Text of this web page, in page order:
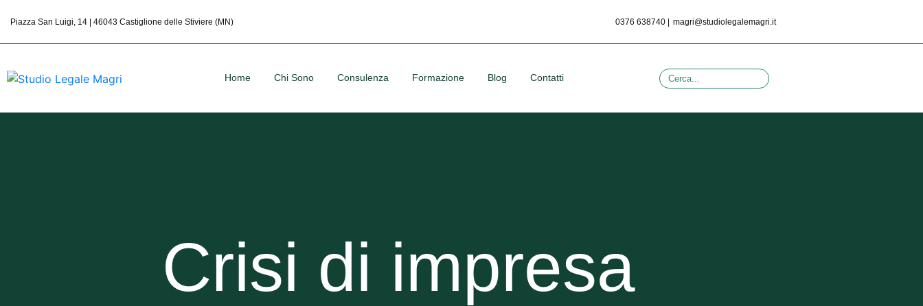
Piazza San Luigi, 14 | 46043 Castiglione delle Stiviere (MN) 0376 638740 | magri@studiolegalemagri.it
Home Chi Sono Consulenza Formazione Blog Contatti
Crisi di impresa